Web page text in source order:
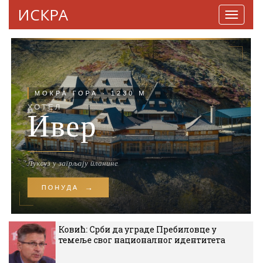
ИСКРА
Ковић: Срби да уграде Пребиловце у
темеље свог националног идентитета